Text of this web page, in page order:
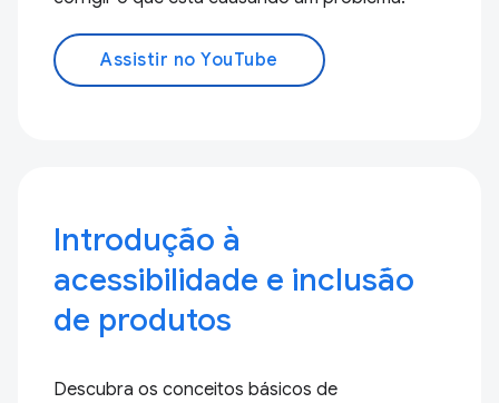
Assistir no YouTube
Introdução à
acessibilidade e inclusão
de produtos
Descubra os conceitos básicos de